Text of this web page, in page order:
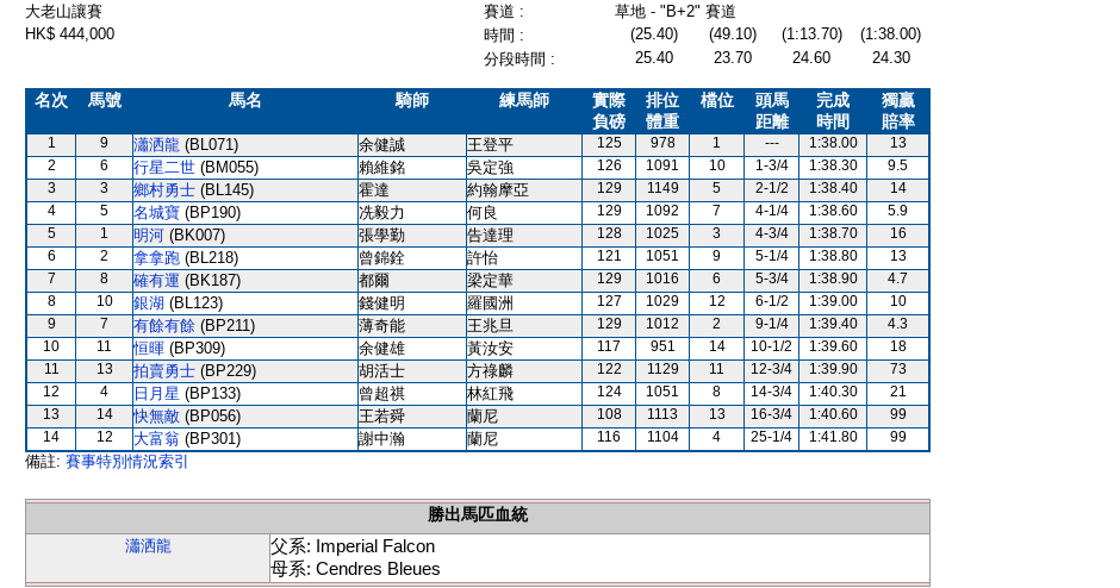
大老山讓賽
賽道 :
草地 - "B+2" 賽道
HK$ 444,000
時間 : (25.40) (49.10) (1:13.70)
(1:38.00)
分段時間 :
25.40 23.70 24.60 24.30
名次 馬號 馬名 騎師 練馬師
實際
負磅
排位
體重
檔位
頭馬
距離
完成
時間
獨贏
賠率
1 9 瀟洒龍 (BL071) 余健誠 王登平 125 978 1 --- 1:38.00
13
2
6 行星二世 (BM055) 賴維銘 吳定強 126 1091 10 1-3/4 1:38.30
9.5
3
3 鄉村勇士 (BL145) 霍達 約翰摩亞 129 1149 5 2-1/2 1:38.40
14
4
5 名城寶 (BP190) 冼毅力 何良 129 1092 7 4-1/4 1:38.60
5.9
5
1 明河 (BK007) 張學勤 告達理 128 1025 3 4-3/4 1:38.70
16
6
2 拿拿跑 (BL218) 曾錦銓 許怡 121 1051 9 5-1/4 1:38.80
13
7
8 確有運 (BK187) 都爾 梁定華 129 1016 6 5-3/4 1:38.90
4.7
8
10 銀湖 (BL123) 錢健明 羅國洲 127 1029 12 6-1/2 1:39.00
10
9
7 有餘有餘 (BP211) 薄奇能 王兆旦 129 1012 2 9-1/4 1:39.40
4.3
10
11 恒暉 (BP309) 余健雄 黃汝安 117 951 14 10-1/2 1:39.60
18
11
13 拍賣勇士 (BP229) 胡活士 方祿麟 122 1129 11 12-3/4 1:39.90
73
12
4 日月星 (BP133) 曾超祺 林紅飛 124 1051 8 14-3/4 1:40.30
21
13
14 快無敵 (BP056) 王若舜 蘭尼 108 1113 13 16-3/4 1:40.60
99
14
12 大富翁 (BP301) 謝中瀚 蘭尼 116 1104 4 25-1/4 1:41.80 99
備註: 賽事特別情況索引
勝出馬匹血統
瀟洒龍
父系: Imperial Falcon
母系: Cendres Bleues